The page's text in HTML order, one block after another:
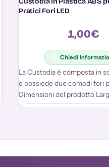
Pratici Fori LED
1,00€
Chiedi
La Custodia è composta in
e possiede due comodi fori
Dimensioni del prodotto
CM